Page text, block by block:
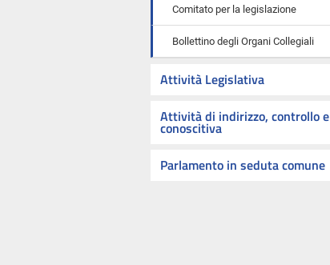
Comitato per la legislazione
Bollettino degli Organi Collegiali
Attività Legislativa
Attività di indirizzo, controllo e
conoscitiva
Parlamento in seduta comune